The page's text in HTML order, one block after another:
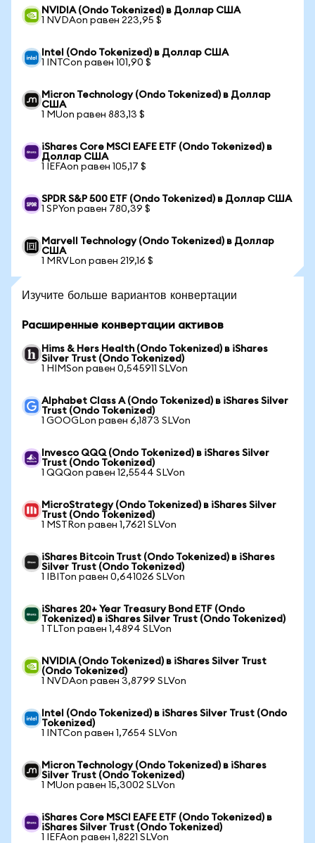
NVIDIA (Ondo Tokenized) в Доллар США
1 NVDAon равен 223,95 $
Intel (Ondo Tokenized) в Доллар США
1 INTCon равен 101,90 $
Micron Technology (Ondo Tokenized) в Доллар
США
1 MUon равен 883,13 $
iShares Core MSCI EAFE ETF (Ondo Tokenized) в
Доллар США
1 IEFAon равен 105,17 $
SPDR S&P 500 ETF (Ondo Tokenized) в Доллар США
1 SPYon равен 780,39 $
Marvell Technology (Ondo Tokenized) в Доллар
США
1 MRVLon равен 219,16 $
Изучите больше вариантов конвертации
Расширенные конвертации активов
Hims & Hers Health (Ondo Tokenized) в iShares
Silver Trust (Ondo Tokenized)
1 HIMSon равен 0,545911 SLVon
Alphabet Class A (Ondo Tokenized) в iShares Silver
Trust (Ondo Tokenized)
1 GOOGLon равен 6,1873 SLVon
Invesco QQQ (Ondo Tokenized) в iShares Silver
Trust (Ondo Tokenized)
1 QQQon равен 12,5544 SLVon
MicroStrategy (Ondo Tokenized) в iShares Silver
Trust (Ondo Tokenized)
1 MSTRon равен 1,7621 SLVon
iShares Bitcoin Trust (Ondo Tokenized) в iShares
Silver Trust (Ondo Tokenized)
1 IBITon равен 0,641026 SLVon
iShares 20+ Year Treasury Bond ETF (Ondo
Tokenized) в iShares Silver Trust (Ondo Tokenized)
1 TLTon равен 1,4894 SLVon
NVIDIA (Ondo Tokenized) в iShares Silver Trust
(Ondo Tokenized)
1 NVDAon равен 3,8799 SLVon
Intel (Ondo Tokenized) в iShares Silver Trust (Ondo
Tokenized)
1 INTCon равен 1,7654 SLVon
Micron Technology (Ondo Tokenized) в iShares
Silver Trust (Ondo Tokenized)
1 MUon равен 15,3002 SLVon
iShares Core MSCI EAFE ETF (Ondo Tokenized) в
iShares Silver Trust (Ondo Tokenized)
1 IEFAon равен 1,8221 SLVon